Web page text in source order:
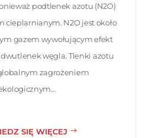
podtlenek azotu (N2O)
cieplarnianym. N2O jest około
gazem wywołującym efekt
węgla. Tlenki azotu
zagrożeniem
SIĘ WIĘCEJ